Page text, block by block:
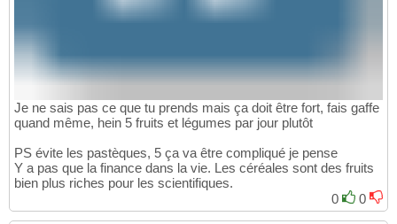
Je ne sais pas ce que tu prends mais ça doit être fort, fais gaffe
quand même, hein 5 fruits et légumes par jour plutôt
PS évite les pastèques, 5 ça va être compliqué je pense
Y a pas que la finance dans la vie. Les céréales sont des fruits
bien plus riches pour les scientifiques.
0
0